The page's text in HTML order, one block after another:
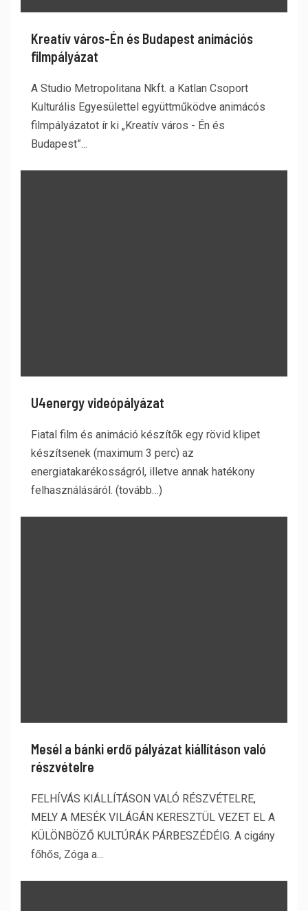
Kreatív város-Én és Budapest animációs
filmpályázat
A Studio Metropolitana Nkft. a Katlan Csoport
Kulturális Egyesülettel együttműködve animácós
filmpályázatot ír ki „Kreatív város - Én és
Budapest”...
U4energy videópályázat
Fiatal film és animáció készítők egy rövid klipet
készítsenek (maximum 3 perc) az
energiatakarékosságról, illetve annak hatékony
felhasználásáról. (tovább…)
Mesél a bánki erdő pályázat kiállításon való
részvételre
FELHÍVÁS KIÁLLÍTÁSON VALÓ RÉSZVÉTELRE,
MELY A MESÉK VILÁGÁN KERESZTÜL VEZET EL A
KÜLÖNBÖZŐ KULTÚRÁK PÁRBESZÉDÉIG. A cigány
főhős, Zóga a...